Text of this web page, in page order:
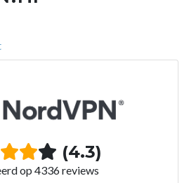
(4.3)
op 4336 reviews